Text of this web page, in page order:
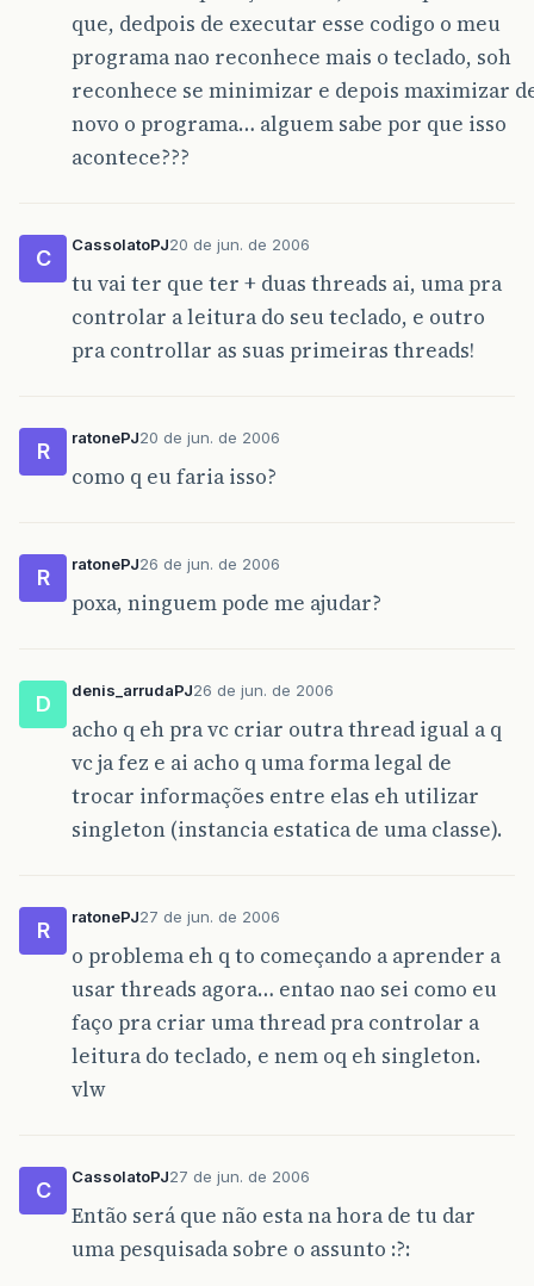
que, dedpois de executar esse codigo o meu
programa nao reconhece mais o teclado, soh
reconhece se minimizar e depois maximizar
novo o programa… alguem sabe por que isso
acontece???
C
CassolatoPJ20 de jun. de 2006
tu vai ter que ter + duas threads ai, uma pra
controlar a leitura do seu teclado, e outro
pra controllar as suas primeiras threads!
R
ratonePJ20 de jun. de 2006
como q eu faria isso?
R
ratonePJ26 de jun. de 2006
poxa, ninguem pode me ajudar?
D
denis_arrudaPJ26 de jun. de 2006
acho q eh pra vc criar outra thread igual a q
vc ja fez e ai acho q uma forma legal de
trocar informações entre elas eh utilizar
singleton (instancia estatica de uma classe).
R
ratonePJ27 de jun. de 2006
o problema eh q to começando a aprender a
usar threads agora… entao nao sei como eu
faço pra criar uma thread pra controlar a
leitura do teclado, e nem oq eh singleton.
vlw
C
CassolatoPJ27 de jun. de 2006
Então será que não esta na hora de tu dar
uma pesquisada sobre o assunto :?: